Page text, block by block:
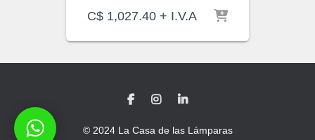
C$ 1,027.40 + I.V.A
© 2024 La Casa de las Lámparas